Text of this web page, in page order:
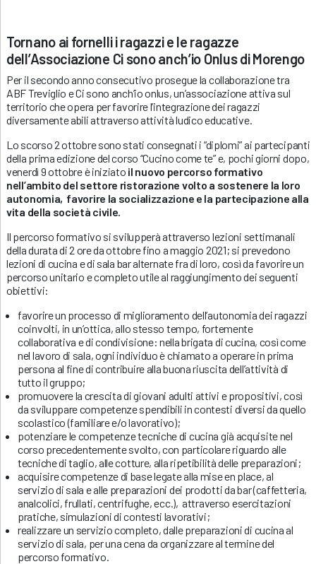
Tornano ai fornelli i ragazzi e le ragazze
dell’Associazione Ci sono anch’io Onlus di Morengo
Per il secondo anno consecutivo prosegue la collaborazione tra
ABF Treviglio e Ci sono anch’io onlus, un’associazione attiva sul
territorio che opera per favorire l’integrazione dei ragazzi
diversamente abili attraverso attività ludico educative.
Lo scorso 2 ottobre sono stati consegnati i “diplomi” ai partecipanti
della prima edizione del corso “Cucino come te” e, pochi giorni dopo,
venerdì 9 ottobre è iniziato il nuovo percorso formativo
nell’ambito del settore ristorazione volto a sostenere la loro
autonomia, favorire la socializzazione e la partecipazione alla
vita della società civile.
Il percorso formativo si svilupperà attraverso lezioni settimanali
della durata di 2 ore da ottobre fino a maggio 2021; si prevedono
lezioni di cucina e di sala bar alternate fra di loro, così da favorire un
percorso unitario e completo utile al raggiungimento dei seguenti
obiettivi:
favorire un processo di miglioramento dell’autonomia dei ragazzi
coinvolti, in un’ottica, allo stesso tempo, fortemente
collaborativa e di condivisione: nella brigata di cucina, così come
nel lavoro di sala, ogni individuo è chiamato a operare in prima
persona al fine di contribuire alla buona riuscita dell’attività di
tutto il gruppo;
promuovere la crescita di giovani adulti attivi e propositivi, così
da sviluppare competenze spendibili in contesti diversi da quello
scolastico (familiare e/o lavorativo);
potenziare le competenze tecniche di cucina già acquisite nel
corso precedentemente svolto, con particolare riguardo alle
tecniche di taglio, alle cotture, alla ripetibilità delle preparazioni;
acquisire competenze di base legate alla mise en place, al
servizio di sala e alle preparazioni dei prodotti da bar (caffetteria,
analcolici, frullati, centrifughe, ecc.), attraverso esercitazioni
pratiche, simulazioni di contesti lavorativi;
realizzare un servizio completo, dalle preparazioni di cucina al
servizio di sala, per una cena da organizzare al termine del
percorso formativo.